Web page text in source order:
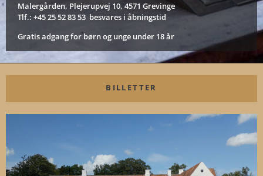
Malergården, Plejerupvej 10, 4571 Grevinge
Tlf.: +45 25 52 83 53 besvares i åbningstid
Gratis adgang for børn og unge under 18 år
BILLETTER